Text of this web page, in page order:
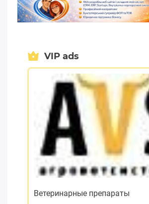
VIP ads
Ветеринарные препараты